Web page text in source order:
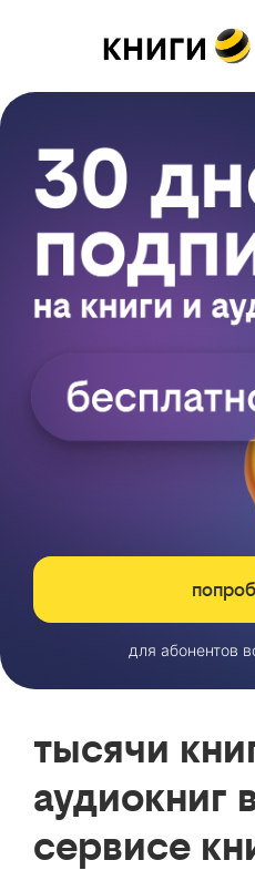
для абонентов
тысячи
аудиокниг
сервисе